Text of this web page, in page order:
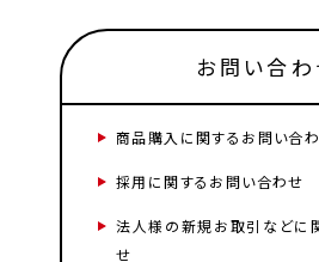
お問い合わ
商品購入に関するお問い合
採用に関するお問い合わせ
法人様の新規お取引などに
せ